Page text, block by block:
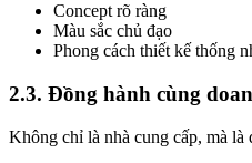
Concept rõ ràng
Màu sắc chủ đạo
Phong cách thiết kế thống
2.3. Đồng hành cùng
Không chỉ là nhà cung cấp, mà là